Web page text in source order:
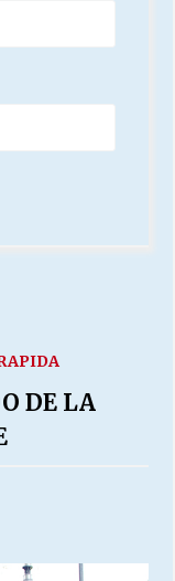
DE LA